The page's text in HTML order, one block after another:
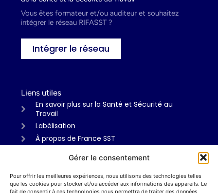
Gérer le consentement
Pour offrir les meilleures expériences, nous utilisons des technologies telles
que les cookies pour stocker et/ou accéder aux informations des appareils. Le
fait de consentir à ces technologies nous permettra de traiter des données
Vous êtes formateur et/ou auditeur et souhaitez
intégrer le réseau RIFASST ?
Intégrer le réseau
Liens utiles
En savoir plus sur la Santé et Sécurité au
Travail
Labélisation
À propos de France SST
Informations
Mentions légales